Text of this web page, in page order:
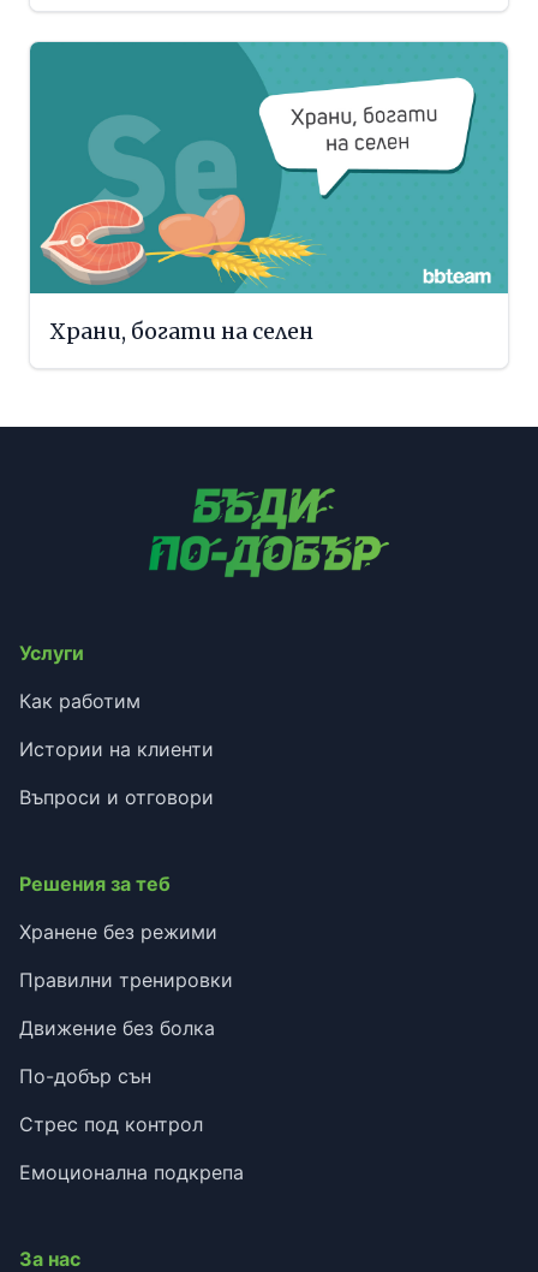
Храни, богати на селен
Услуги
Как работим
Истории на клиенти
Въпроси и отговори
Решения за теб
Хранене без режими
Правилни тренировки
Движение без болка
По-добър сън
Стрес под контрол
Емоционална подкрепа
За нас